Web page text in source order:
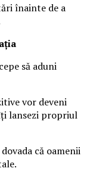
înainte de a
să aduni
vor deveni
lansezi propriul
că oamenii